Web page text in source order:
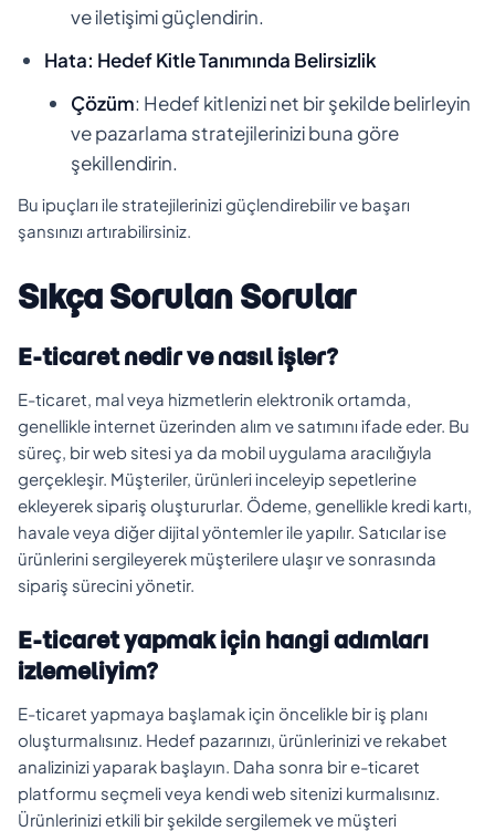
ve iletişimi güçlendirin.
Hata: Hedef Kitle Tanımında Belirsizlik
Çözüm: Hedef kitlenizi net bir şekilde belirleyin
ve pazarlama stratejilerinizi buna göre
şekillendirin.
Bu ipuçları ile stratejilerinizi güçlendirebilir ve başarı
şansınızı artırabilirsiniz.
Sıkça Sorulan Sorular
E-ticaret nedir ve nasıl işler?
E-ticaret, mal veya hizmetlerin elektronik ortamda,
genellikle internet üzerinden alım ve satımını ifade eder. Bu
süreç, bir web sitesi ya da mobil uygulama aracılığıyla
gerçekleşir. Müşteriler, ürünleri inceleyip sepetlerine
ekleyerek sipariş oluştururlar. Ödeme, genellikle kredi kartı,
havale veya diğer dijital yöntemler ile yapılır. Satıcılar ise
ürünlerini sergileyerek müşterilere ulaşır ve sonrasında
sipariş sürecini yönetir.
E-ticaret yapmak için hangi adımları
izlemeliyim?
E-ticaret yapmaya başlamak için öncelikle bir iş planı
oluşturmalısınız. Hedef pazarınızı, ürünlerinizi ve rekabet
analizinizi yaparak başlayın. Daha sonra bir e-ticaret
platformu seçmeli veya kendi web sitenizi kurmalısınız.
Ürünlerinizi etkili bir şekilde sergilemek ve müşteri